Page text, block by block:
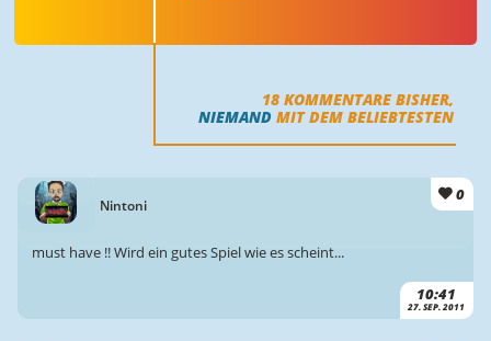
18 KOMMENTARE BISHER,
NIEMAND MIT DEM BELIEBTESTEN
Nintoni
0
10:41
27. SEP. 2011
must have !! Wird ein gutes Spiel wie es scheint...